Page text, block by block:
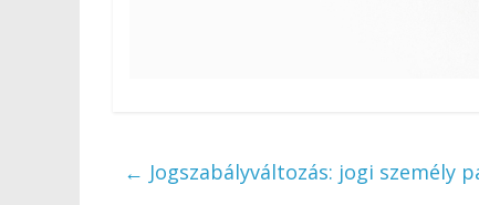
← Jogszabályváltozás: jogi személy